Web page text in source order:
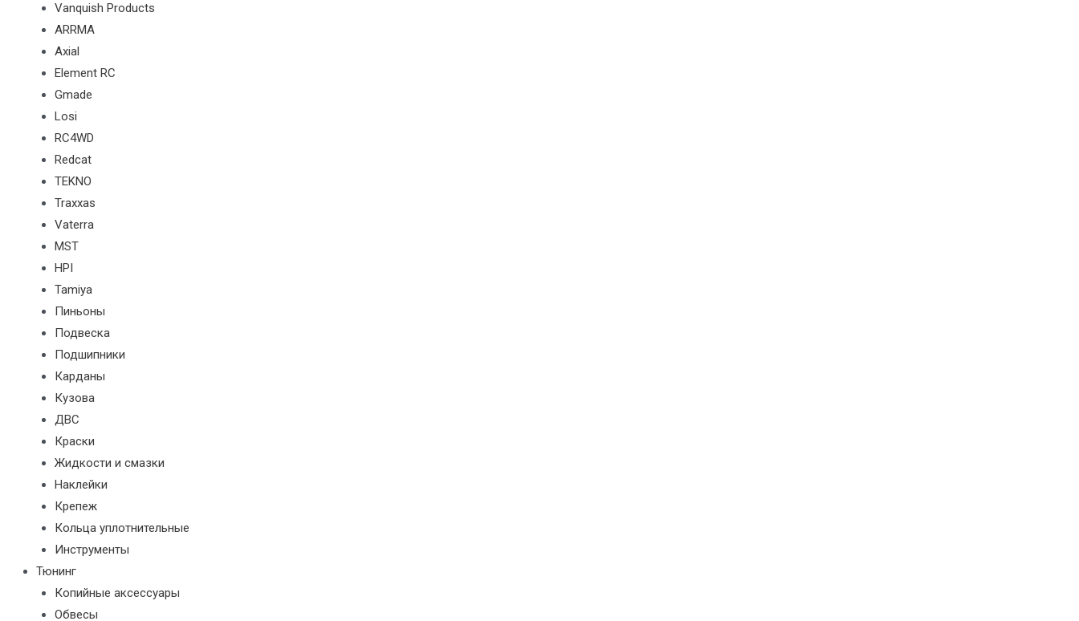
Vanquish Products
ARRMA
Axial
Element RC
Gmade
Losi
RC4WD
Redcat
TEKNO
Traxxas
Vaterra
MST
HPI
Tamiya
Пиньоны
Подвеска
Подшипники
Карданы
Кузова
ДВС
Краски
Жидкости и смазки
Наклейки
Крепеж
Кольца уплотнительные
Инструменты
Тюнинг
Копийные аксессуары
Обвесы